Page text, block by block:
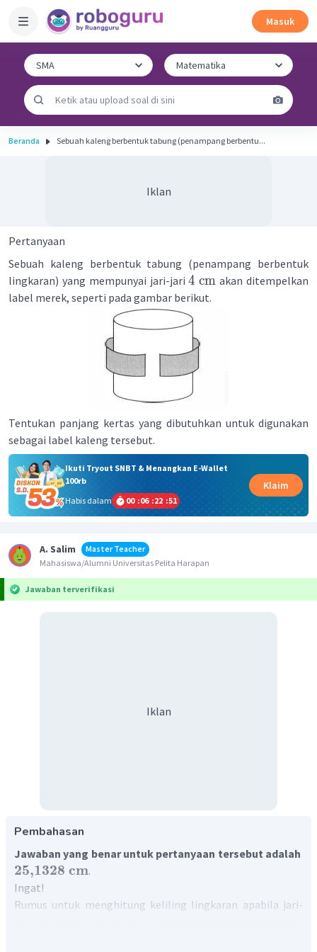
Masuk
Beranda Sebuah kaleng berbentuk tabung (penampang berbentu...
Iklan
Pertanyaan
Sebuah kaleng berbentuk tabung (penampang berbentuk
lingkaran) yang mempunyai jari-jari4 cm akan ditempelkan
label merek, seperti pada gambar berikut.
Tentukan panjang kertas yang dibutuhkan untuk digunakan
sebagai label kaleng tersebut.
Ikuti Tryout SNBT & Menangkan E-Wallet
100rb
Habis dalam
00 :06 :22 :51
Klaim
A. Salim
Master Teacher
Mahasiswa/Alumni Universitas Pelita Harapan
Jawaban terverifikasi
Iklan
Pembahasan
Jawaban yang benar untuk pertanyaan tersebut adalah
25,1328 cm.
Ingat!
Rumus untuk menghitung keliling lingkaran apabila jari-